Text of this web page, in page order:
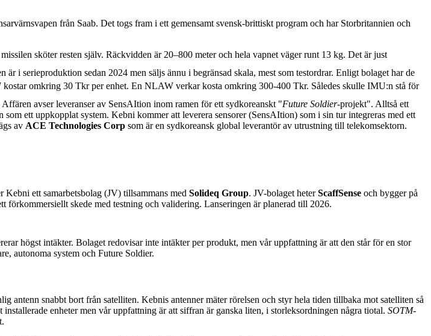
från Saab. Det togs fram i ett gemensamt svensk-brittiskt program och har Storbritannien och
sköter resten själv. Räckvidden är 20–800 meter och hela vapnet väger runt 13 kg. Det är just
omkring 30 Tkr per enhet. En NLAW verkar kosta omkring 300-400 Tkr. Således skulle IMU:n stå för
i serieproduktion sedan 2024 men säljs ännu i begränsad skala, mest som testordrar. Enligt bolaget har de
Affären avser leveranser av SensAItion inom ramen för ett sydkoreanskt "Future Soldier-projekt". Alltså ett
ett uppkopplat system. Kebni kommer att leverera sensorer (SensAItion) som i sin tur integreras med ett
av ACE Technologies Corp som är en sydkoreansk global leverantör av utrustning till telekomsektorn.
ett samarbetsbolag (JV) tillsammans med Solideq Group. JV-bolaget heterScaffSense och bygger på
förkommersiellt skede med testning och validering. Lanseringen är planerad till 2026.
högst intäkter. Bolaget redovisar inte intäkter per produkt, men vår uppfattning är att den står för en stor
autonoma system och Future Soldier.
antenn snabbt bort från satelliten. Kebnis antenner mäter rörelsen och styr hela tiden tillbaka mot satelliten så
enheter men vår uppfattning är att siffran är ganska liten, i storleksordningen några tiotal. SOTM-